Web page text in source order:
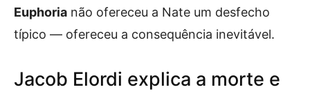
Euphoria não ofereceu a Nate um desfecho
típico — ofereceu a consequência inevitável.
Jacob Elordi explica a morte e